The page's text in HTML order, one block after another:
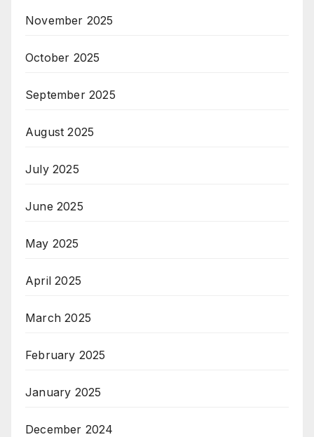
November 2025
October 2025
September 2025
August 2025
July 2025
June 2025
May 2025
April 2025
March 2025
February 2025
January 2025
December 2024